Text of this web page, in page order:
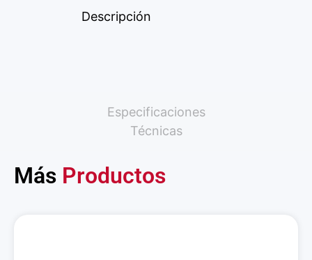
Descripción
Especificaciones
Técnicas
Más Productos